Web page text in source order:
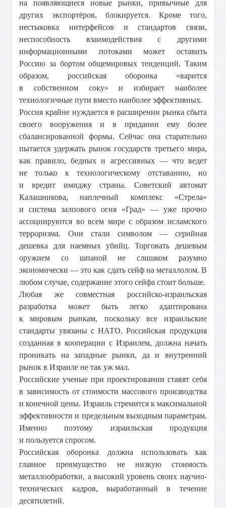
на появляющиеся новые рынки, привычные для
других экспортёров, блокируется. Кроме того,
нестыковка интерфейсов и стандартов связи,
неспособность взаимодействия с другими
информационными потоками может оставить
Россию за бортом общемировых тенденций. Таким
образом, российская оборонка «варится
в собственном соку» и избирает наиболее
технологичные пути вместо наиболее эффективных.
Россия крайне нуждается в расширении рынка сбыта
своего вооружения и в придании ему более
сбалансированной формы. Сейчас она старательно
пытается удержать рынок государств третьего мира,
как правило, бедных и агрессивных — что ведет
не только к технологическому отставанию, но
и вредит имиджу страны. Советский автомат
Калашникова, наплечный комплекс «Стрела»
и система залпового огня «Град» — уже прочно
ассоциируются во всем мире с образом исламского
терроризма. Они стали символом — серийная
дешевка для наемных убийц. Торговать дешевым
оружием со шпаной не слишком разумно
экономически — это как сдать сейф на металлолом. В
любом случае, содержание этого сейфа стоит больше.
Любая же совместная российско-израильская
разработка может быть легко адаптирована
к мировым рынкам, поскольку все израильские
стандарты увязаны с НАТО. Российская продукция
созданная в кооперации с Израилем, должна начать
проникать на западные рынки, да и внутренний
рынок в Израиле не так уж мал.
Российские ученые при проектировании ставят себя
в зависимость от стоимости массового производства
и конечной цены. Израиль стремится к максимальной
эффективности и предельным выходным параметрам.
Именно поэтому израильская продукция
и пользуется спросом.
Российская оборонка должна использовать как
главное преимущество не низкую стоимость
металлообработки, а высокий уровень своих научно-
технических кадров, выработанный в течение
десятилетий.